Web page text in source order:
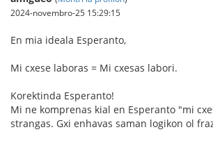
2024-novembro-25 15:29:15
En mia ideala Esperanto,
Mi cxese laboras = Mi cxesas labori.
Korektinda Esperanto!
Mi ne komprenas kial en Esperanto "mi
strangas. Gxi enhavas saman logikon ol